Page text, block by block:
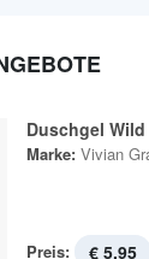
Duschgel
Marke: Vivian
Preis: € 5,95